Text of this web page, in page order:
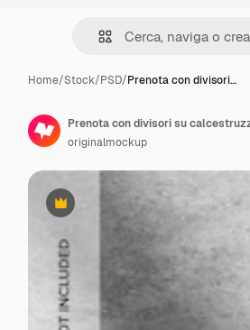
Home/Stock/PSD/Prenota con divisori…
Premium
Prenota con divisori su
originalmockup